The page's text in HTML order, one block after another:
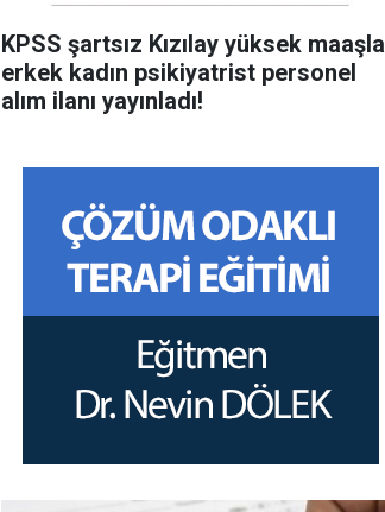
KPSS şartsız Kızılay yüksek maaşla
erkek kadın psikiyatrist personel
alım ilanı yayınladı!